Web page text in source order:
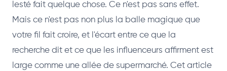
lesté fait quelque chose. Ce n'est pas sans effet.
Mais ce n'est pas non plus la balle magique que
votre fil fait croire, et l'écart entre ce que la
recherche dit et ce que les influenceurs affirment est
large comme une allée de supermarché. Cet article